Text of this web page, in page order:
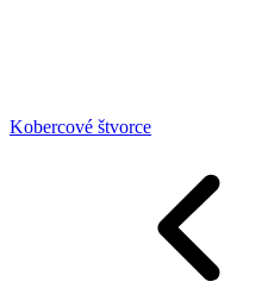
Kobercové štvorce